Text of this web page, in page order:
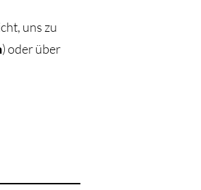
uns zu
)oder über